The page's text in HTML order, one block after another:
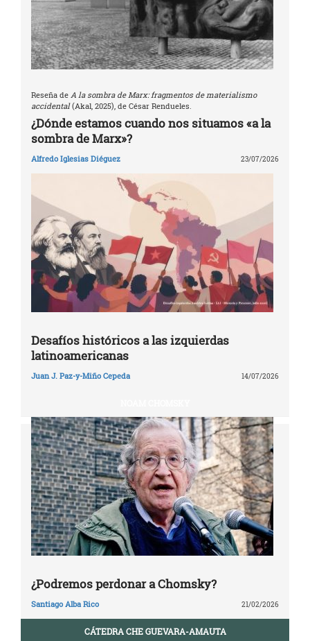
Reseña de A la sombra de Marx: fragmentos de materialismo
accidental(Akal, 2025), de César Rendueles.
¿Dónde estamos cuando nos situamos «a la
sombra de Marx»?
Alfredo Iglesias Diéguez 23/07/2026
Desafíos históricos a las izquierdas
latinoamericanas
Juan J. Paz-y-Miño Cepeda 14/07/2026
¿Podremos perdonar a Chomsky?
Santiago Alba Rico 21/02/2026
CÁTEDRA CHE GUEVARA-AMAUTA